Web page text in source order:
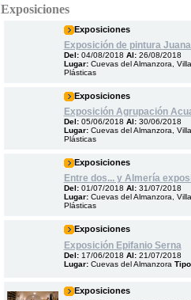
Exposiciones
Exposiciones
Exposición de pintura
Del: 04/08/2018 Al: 26/08/2018
Lugar: Cuevas del Almanzora,
Plásticas
Exposiciones
Exposición Agrupación
Del: 05/06/2018 Al: 30/06/2018
Lugar: Cuevas del Almanzora,
Plásticas
Exposiciones
Entre dos... y Almería
Del: 01/07/2018 Al: 31/07/2018
Lugar: Cuevas del Almanzora,
Plásticas
Exposiciones
Exposición Epifanio Serna
Del: 17/06/2018 Al: 21/07/2018
Lugar: Cuevas del Almanzora
Exposiciones